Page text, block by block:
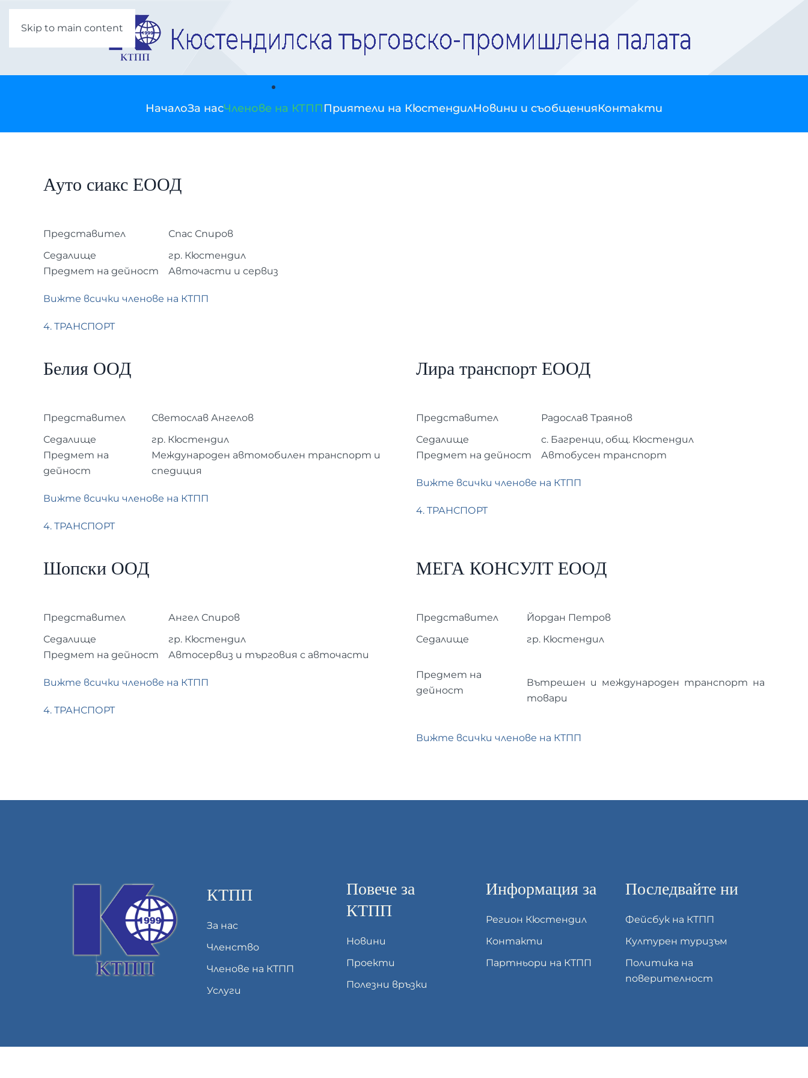
Skip to main content
НачалоЗа насЧленове на КТПППриятели на КюстендилНовини и съобщенияКонтакти
Ауто сиакс ЕООД
Представител
Спас Спиров
Седалище
гр. Кюстендил
Предмет на дейност
Авточасти и сервиз
Вижте всички членове на КТПП
4. ТРАНСПОРТ
Белия ООД
Представител
Светослав Ангелов
Седалище
гр. Кюстендил
Предмет на
дейност
Международен автомобилен транспорт и
спедиция
Вижте всички членове на КТПП
4. ТРАНСПОРТ
Лира транспорт ЕООД
Представител
Радослав Траянов
Седалище
с. Багренци, общ. Кюстендил
Предмет на дейност
Автобусен транспорт
Вижте всички членове на КТПП
4. ТРАНСПОРТ
Шопски ООД
Представител
Ангел Спиров
Седалище
гр. Кюстендил
Предмет на дейност
Автосервиз и търговия с авточасти
Вижте всички членове на КТПП
4. ТРАНСПОРТ
МЕГА КОНСУЛТ ЕООД
Представител
Йордан Петров
Седалище
гр. Кюстендил
Предмет на
дейност
Вътрешен и международен транспорт на
товари
Вижте всички членове на КТПП
КТПП
За нас
Членство
Членове на КТПП
Услуги
Повече за
КТПП
Новини
Проекти
Полезни връзки
Информация за
Регион Кюстендил
Контакти
Партньори на КТПП
Последвайте ни
Фейсбук на КТПП
Културен туризъм
Политика на
поверителност